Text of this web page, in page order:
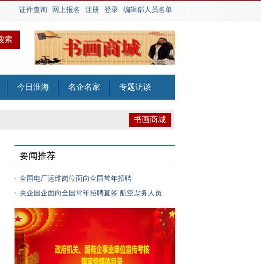
编辑部人员名单
登录
注册
网上报名
证件查询
今日淮海 名企名家 专题访谈
书画商城
要闻推荐
全国电厂运维岗位面向全国常年招聘
央企国企面向全国常年招聘直签:航空票务人员